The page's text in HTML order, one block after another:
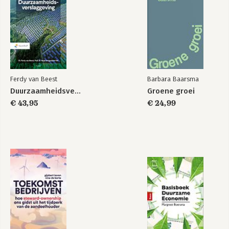
Ferdy van Beest
Duurzaamheidsverslaggeving
€ 43,95
Barbara Baarsma
Groene groei
€ 24,99